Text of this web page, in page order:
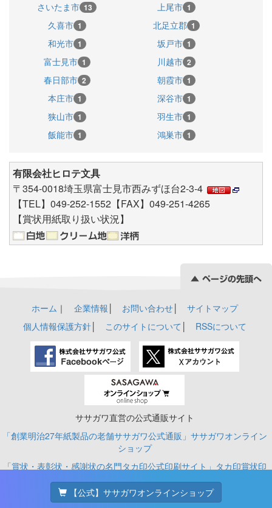
さいたま市 13 上尾市 1
久喜市 1 北足立郡 1
和光市 1 坂戸市 1
富士見市 1 川越市 2
春日部市 2 朝霞市 1
本庄市 1 深谷市 1
狭山市 1 羽生市 1
飯能市 1 鴻巣市 1
有限会社ヒロテ文具
〒354-0018埼玉県富士見市西みずほ台2-3-4
【TEL】049-252-1552【FAX】049-251-4265
【賞状用紙取り扱い状況】
【公式】ササガワオンラインショップ
ホーム ｜ 企業情報 お問い合わせ│
サイトマップ
個人情報保護方針│ このサイトについて RSSについて
ササガワ直営の公式通販サイト
「創業明治27年紙製品の老舗ササガワ公式通販」ササガワオンライン
ショップ
「賞状・表彰状・感謝状の名門タカ印公式印刷サイト」タカ印賞状印
© SASAGAWA CO., LTD